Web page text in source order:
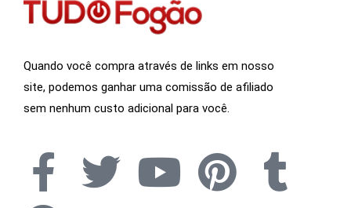
Quando você compra através de links em nosso
site, podemos ganhar uma comissão de afiliado
sem nenhum custo adicional para você.